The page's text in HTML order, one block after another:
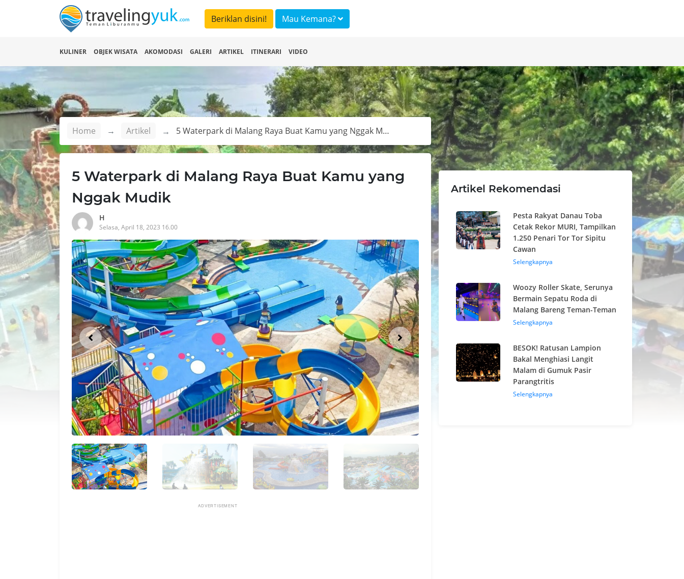
Beriklan disini! Mau Kemana?
KULINER OBJEK WISATA AKOMODASI GALERI ARTIKEL ITINERARI VIDEO
Home Artikel 5 Waterpark di Malang Raya Buat Kamu yang Nggak Mudik
5 Waterpark di Malang Raya Buat Kamu yang
Nggak Mudik
H
Selasa, April 18, 2023 16.00
ADVERTISEMENT
Artikel Rekomendasi
Pesta Rakyat Danau Toba
Cetak Rekor MURI, Tampilkan
1.250 Penari Tor Tor Sipitu
Cawan
Selengkapnya
Woozy Roller Skate, Serunya
Bermain Sepatu Roda di
Malang Bareng Teman-Teman
Selengkapnya
BESOK! Ratusan Lampion
Bakal Menghiasi Langit
Malam di Gumuk Pasir
Parangtritis
Selengkapnya